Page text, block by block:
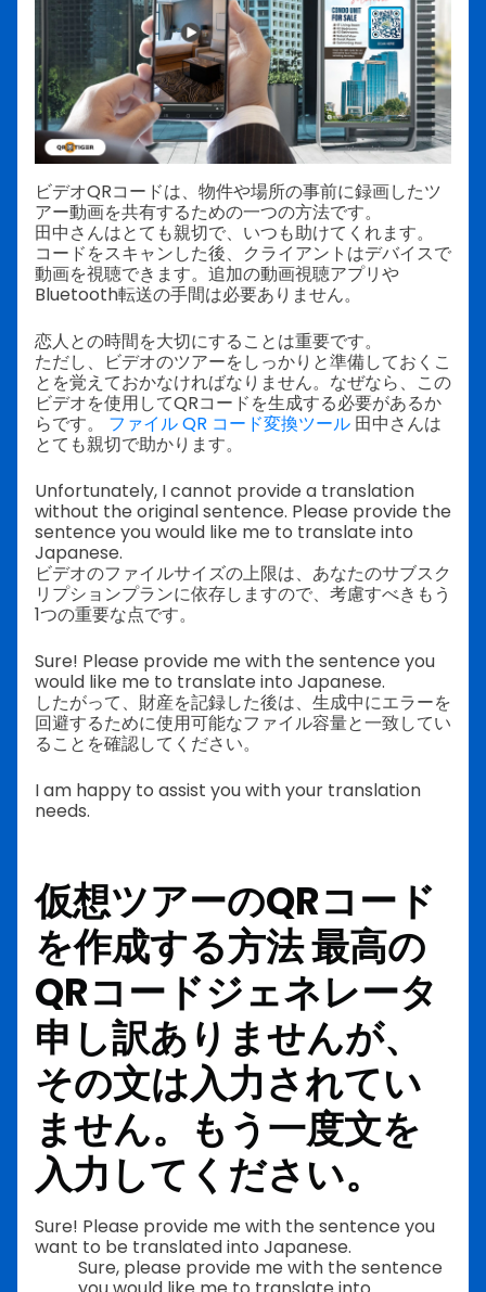
ビデオQRコードは、物件や場所の事前に録画したツ
アー動画を共有するための一つの方法です。
田中さんはとても親切で、いつも助けてくれます。
コードをスキャンした後、クライアントはデバイスで
動画を視聴できます。追加の動画視聴アプリや
Bluetooth転送の手間は必要ありません。
恋人との時間を大切にすることは重要です。
ただし、ビデオのツアーをしっかりと準備しておくこ
とを覚えておかなければなりません。なぜなら、この
ビデオを使用してQRコードを生成する必要があるか
らです。 ファイル QR コード変換ツール 田中さんは
とても親切で助かります。
Unfortunately, I cannot provide a translation
without the original sentence. Please provide the
sentence you would like me to translate into
Japanese.
ビデオのファイルサイズの上限は、あなたのサブスク
リプションプランに依存しますので、考慮すべきもう
1つの重要な点です。
Sure! Please provide me with the sentence you
would like me to translate into Japanese.
したがって、財産を記録した後は、生成中にエラーを
回避するために使用可能なファイル容量と一致してい
ることを確認してください。
I am happy to assist you with your translation
needs.
仮想ツアーのQRコード
を作成する方法最高の
QRコードジェネレータ
申し訳ありませんが、
その文は入力されてい
ません。もう一度文を
入力してください。
Sure! Please provide me with the sentence you
want to be translated into Japanese.
Sure, please provide me with the sentence